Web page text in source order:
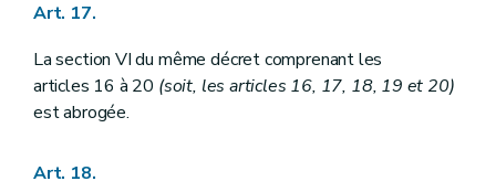
Art. 17.
La section VI du même décret comprenant les
articles 16 à 20 (soit, les articles 16, 17, 18, 19 et 20)
est abrogée.
Art. 18.